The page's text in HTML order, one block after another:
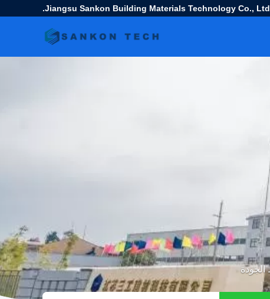
Jiangsu Sankon Building Materials Technology Co., Ltd.